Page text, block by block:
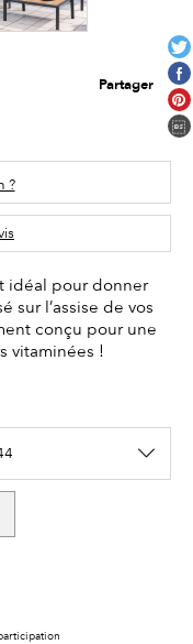
Partager
?
idéal pour donner
sur l’assise de vos
conçu pour une
vitaminées !